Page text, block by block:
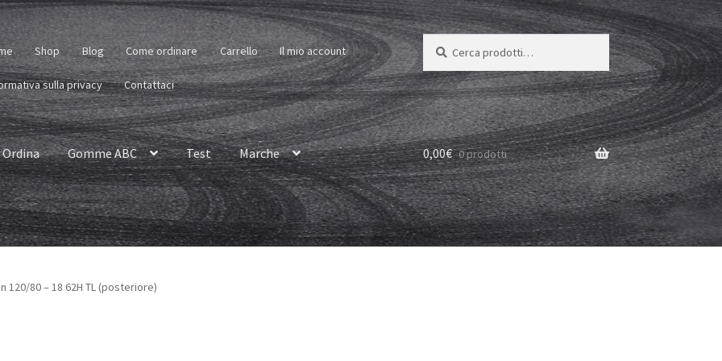
Shop Blog Come ordinare Carrello Il mio account
sulla privacy Contattaci
Cerca:
Cerca
Ordina Gomme ABC Test Marche 0,00€ 0 prodotti
120/80 – 18 62H TL (posteriore)